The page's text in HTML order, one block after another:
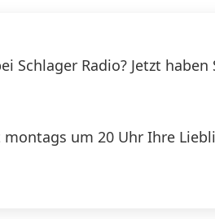
Schlager Radio? Jetzt
um 20 Uhr Ihre